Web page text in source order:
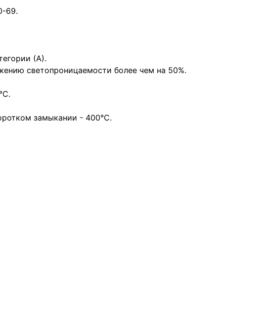
69.
(А).
светопроницаемости более чем на 50%.
замыкании - 400°С.